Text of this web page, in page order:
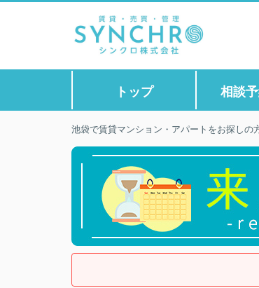
トップ 相談
池袋で賃貸マンション・アパートをお探しの